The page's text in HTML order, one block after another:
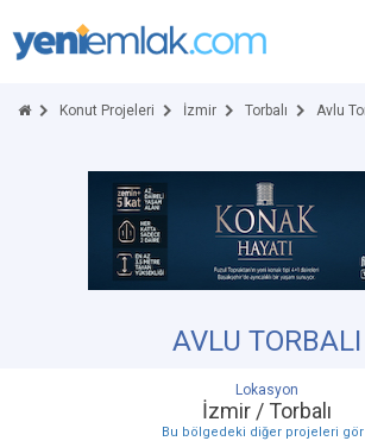
Konut Projeleri İzmir Torbalı Avlu
AVLU TORBALI
Lokasyon
İzmir / Torbalı
Bu bölgedeki diğer projeleri gör